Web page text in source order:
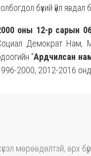
бүхий үйл явдал
оны 12-р сарын
Демократ Нам,
“Ардчилсан
2000, 2012-2016
хүсэл мөрөөдөлтэй,